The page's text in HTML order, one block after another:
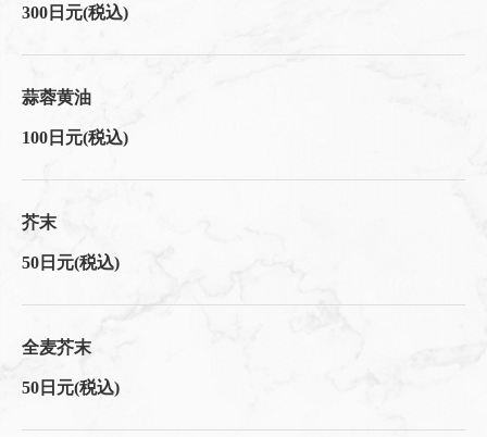
300日元(税込)
蒜蓉黄油
100日元(税込)
芥末
50日元(税込)
全麦芥末
50日元(税込)